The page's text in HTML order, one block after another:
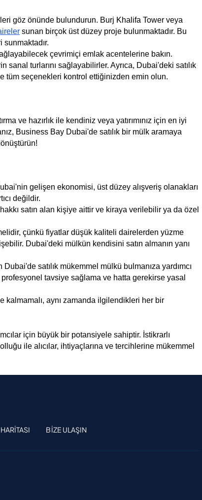
göz önünde bulundurun. Burj Khalifa Tower veya
sunan birçok üst düzey proje bulunmaktadır. Bu
çevrimiçi emlak acentelerine bakın.
sanal turlarını sağlayabilirler. Ayrıca, Dubai'deki satılık
tüm seçenekleri kontrol ettiğinizden emin olun.
ve hazırlık ile kendiniz veya yatırımınız için en iyi
Business Bay Dubai'de satılık bir mülk aramaya
gelişen ekonomisi, üst düzey alışveriş olanakları
değildir.
satın alan kişiye aittir ve kiraya verilebilir ya da özel
çünkü fiyatlar düşük kaliteli dairelerden yüzme
Dubai'deki mülkün kendisini satın almanın yanı
satılık mükemmel mülkü bulmanıza yardımcı
tavsiye sağlama ve hatta gerekirse yasal
kalmamalı, aynı zamanda ilgilendikleri her bir
için büyük bir potansiyele sahiptir. İstikrarlı
ile alıcılar, ihtiyaçlarına ve tercihlerine mükemmel
BIZE ULAŞIN